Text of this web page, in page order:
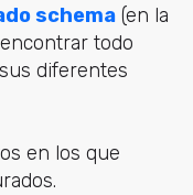
schema(en la
todo
diferentes
en los que